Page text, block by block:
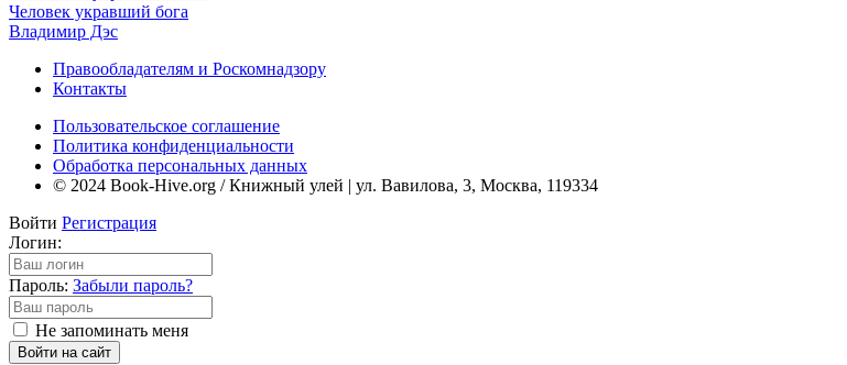
Человек укравший бога
Владимир Дэс
Правообладателям и Роскомнадзору
Контакты
Пользовательское соглашение
Политика конфиденциальности
Обработка персональных данных
© 2024 Book-Hive.org / Книжный улей | ул. Вавилова, 3, Москва, 119334
Войти Регистрация
Логин:
Пароль: Забыли пароль?
Не запоминать меня
Войти на сайт